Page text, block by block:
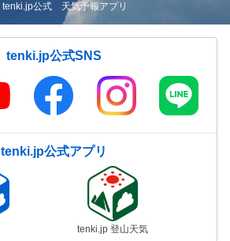
tenki.jp公式 天気予報アプリ
tenki.jp公式SNS
tenki.jp公式アプリ
tenki.jp 登山天気